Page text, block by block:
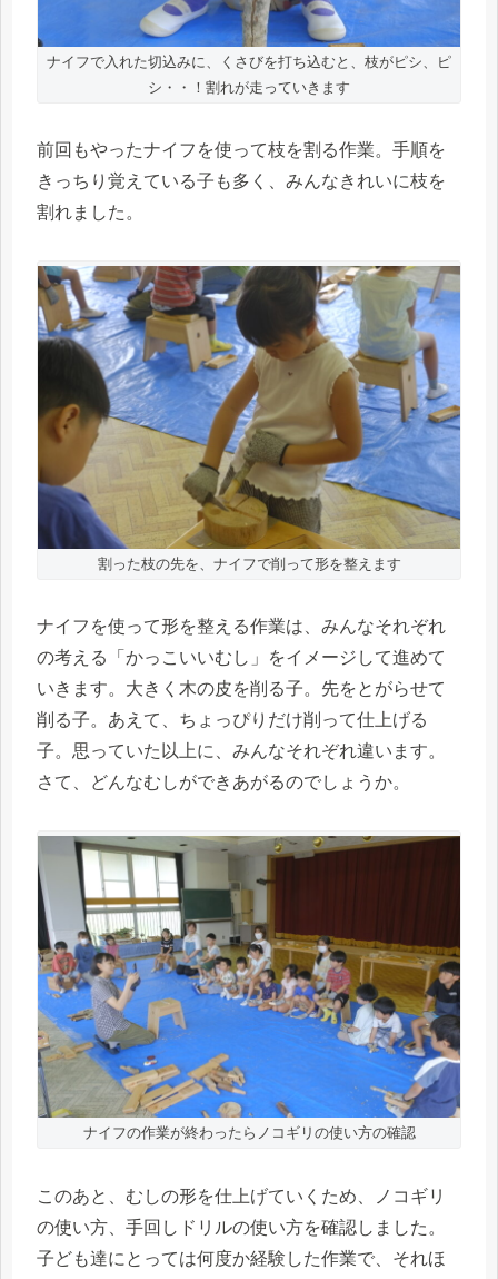
ナイフで入れた切込みに、くさびを打ち込むと、枝がピシ、ピ
シ・・！割れが走っていきます
前回もやったナイフを使って枝を割る作業。手順を
きっちり覚えている子も多く、みんなきれいに枝を
割れました。
割った枝の先を、ナイフで削って形を整えます
ナイフを使って形を整える作業は、みんなそれぞれ
の考える「かっこいいむし」をイメージして進めて
いきます。大きく木の皮を削る子。先をとがらせて
削る子。あえて、ちょっぴりだけ削って仕上げる
子。思っていた以上に、みんなそれぞれ違います。
さて、どんなむしができあがるのでしょうか。
ナイフの作業が終わったらノコギリの使い方の確認
このあと、むしの形を仕上げていくため、ノコギリ
の使い方、手回しドリルの使い方を確認しました。
子ども達にとっては何度か経験した作業で、それほ